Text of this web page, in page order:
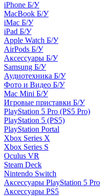
iPhone Б/У
MacBook Б/У
iMac Б/У
iPad Б/У
Apple Watch Б/У
AirPods Б/У
Аксессуары Б/У
Samsung Б/У
Аудиотехника Б/У
Фото и Видео Б/У
Mac Mini Б/У
Игровые приставки Б/У
PlayStation 5 Pro (PS5 Pro)
PlayStation 5 (PS5)
PlayStation Portal
Xbox Series X
Xbox Series S
Oculus VR
Steam Deck
Nintendo Switch
Аксессуары PlayStation 5
Аксессуары PS5